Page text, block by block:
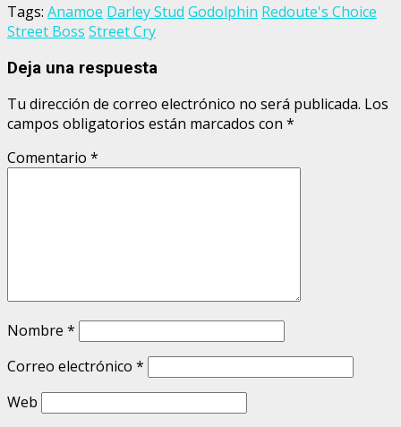
Tags: Anamoe Darley Stud Godolphin Redoute's Choice
Street Boss Street Cry
Deja una respuesta
Tu dirección de correo electrónico no será publicada. Los
campos obligatorios están marcados con *
Comentario *
Nombre *
Correo electrónico *
Web